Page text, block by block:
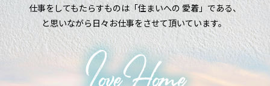
仕事をしてもたらすものは「住まいへの 愛着」である、
と思いながら日々お仕事をさせて頂いています。